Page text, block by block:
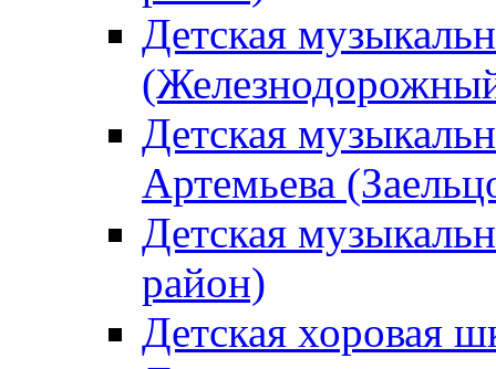
Детская
Детская
Артемьева
Детская
район)
Детская хоровая